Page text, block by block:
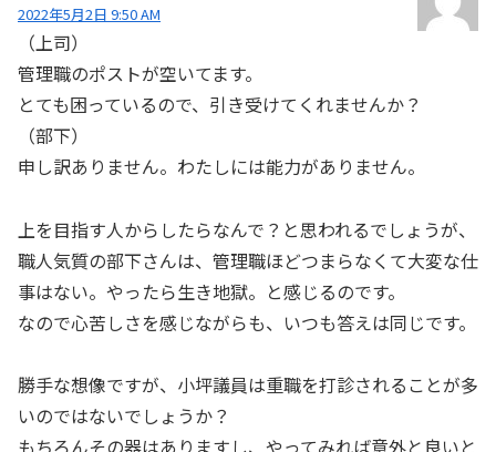
2022年5月2日 9:50 AM
（上司）
管理職のポストが空いてます。
とても困っているので、引き受けてくれませんか？
（部下）
申し訳ありません。わたしには能力がありません。
上を目指す人からしたらなんで？と思われるでしょうが、
職人気質の部下さんは、管理職ほどつまらなくて大変な仕
事はない。やったら生き地獄。と感じるのです。
なので心苦しさを感じながらも、いつも答えは同じです。
勝手な想像ですが、小坪議員は重職を打診されることが多
いのではないでしょうか？